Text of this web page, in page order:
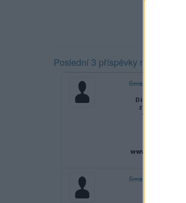
Poslední 3 příspěvky na mé zdi
Smazaný
Smazaný